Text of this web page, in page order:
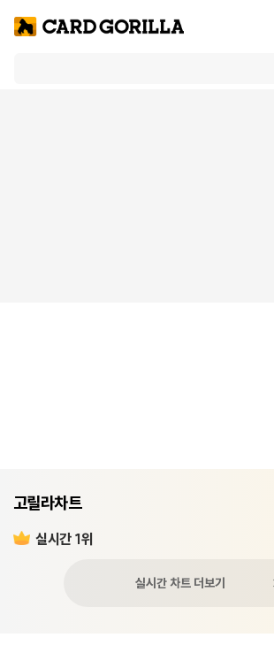
고릴라차트
실시간 1위
실시간 차트 더보기